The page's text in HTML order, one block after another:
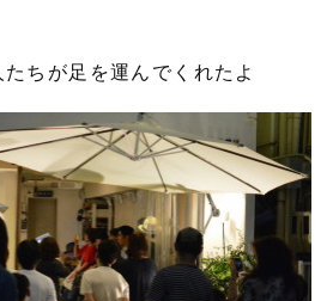
ちが足を運んでくれたよ